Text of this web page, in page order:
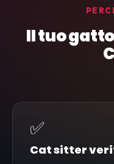
Il tuo
✅
Cat sitter